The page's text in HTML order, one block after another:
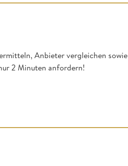
Anbieter vergleichen sowie
2 Minuten anfordern!